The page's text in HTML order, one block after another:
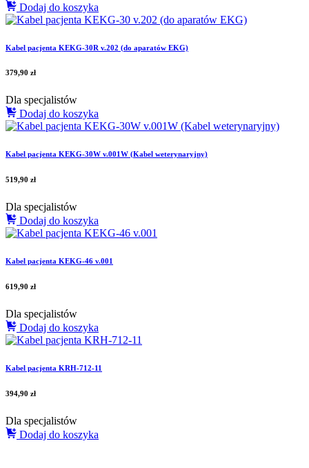
Dodaj do koszyka
Kabel pacjenta KEKG-30R v.202 (do aparatów EKG)
379,90 zł
Dla specjalistów
Dodaj do koszyka
Kabel pacjenta KEKG-30W v.001W (Kabel weterynaryjny)
519,90 zł
Dla specjalistów
Dodaj do koszyka
Kabel pacjenta KEKG-46 v.001
619,90 zł
Dla specjalistów
Dodaj do koszyka
Kabel pacjenta KRH-712-11
394,90 zł
Dla specjalistów
Dodaj do koszyka